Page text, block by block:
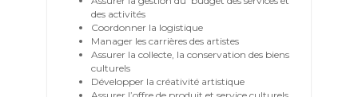
des activités
Coordonner la logistique
Manager les carrières des artistes
Assurer la collecte, la conservation des biens
culturels
Développer la créativité artistique
Assurer l’offre de produit et service culturels